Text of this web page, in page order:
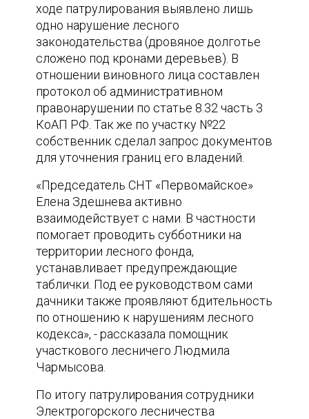
ходе патрулирования выявлено лишь
одно нарушение лесного
законодательства (дровяное долготье
сложено под кронами деревьев). В
отношении виновного лица составлен
протокол об административном
правонарушении по статье 8.32 часть 3
КоАП РФ. Так же по участку №22
собственник сделал запрос документов
для уточнения границ его владений.
«Председатель СНТ «Первомайское»
Елена Здешнева активно
взаимодействует с нами. В частности
помогает проводить субботники на
территории лесного фонда,
устанавливает предупреждающие
таблички. Под ее руководством сами
дачники также проявляют бдительность
по отношению к нарушениям лесного
кодекса», - рассказала помощник
участкового лесничего Людмила
Чармысова.
По итогу патрулирования сотрудники
Электрогорского лесничества